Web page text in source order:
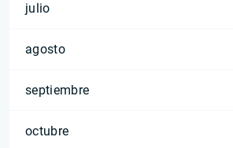
julio
agosto
septiembre
octubre